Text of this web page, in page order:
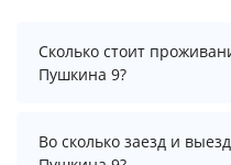
Сколько стоит
Пушкина 9?
Стоимость проживания
начинается от 10000
Во сколько заезд и